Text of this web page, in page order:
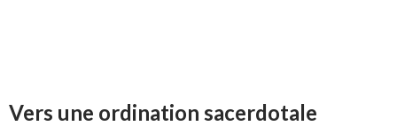
Vers une ordination sacerdotale